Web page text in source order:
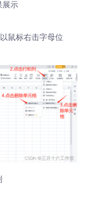
展示
鼠标右击字母位